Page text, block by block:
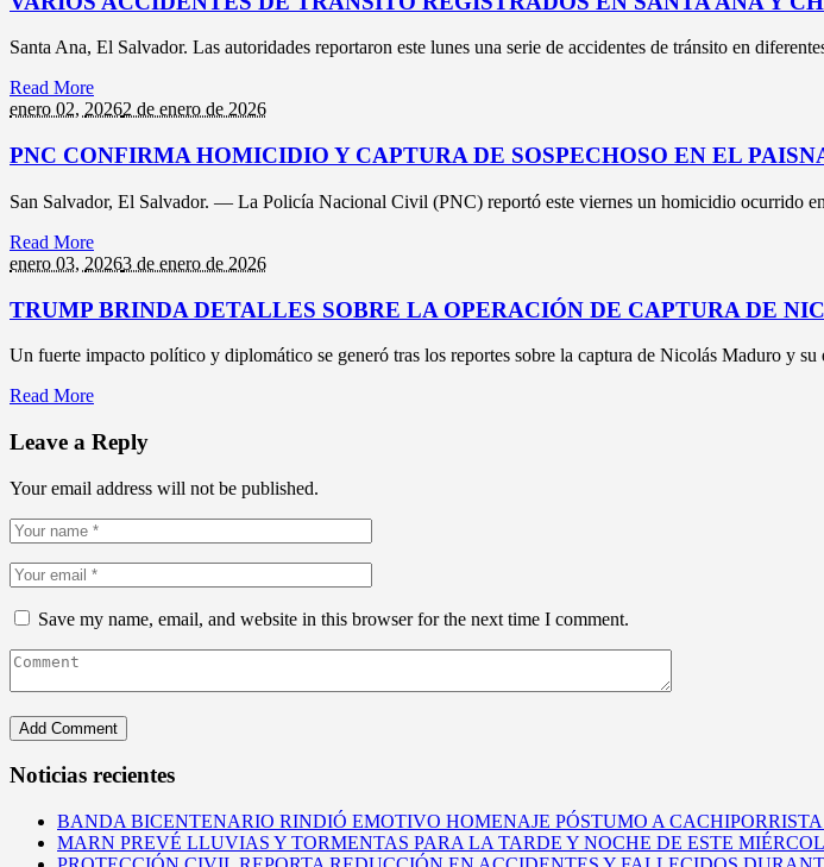
Santa Ana, El Salvador. Las autoridades reportaron este lunes una serie de accidentes de tránsito en
Read More
enero 02, 20262 de enero de 2026
PNC CONFIRMA HOMICIDIO Y CAPTURA DE SOSPECHOSO EN EL
San Salvador, El Salvador. — La Policía Nacional Civil (PNC) reportó este viernes un homicidio ocurrido
Read More
enero 03, 20263 de enero de 2026
TRUMP BRINDA DETALLES SOBRE LA OPERACIÓN DE CAPTURA DE
Un fuerte impacto político y diplomático se generó tras los reportes sobre la captura de Nicolás Maduro y su
Read More
Leave a Reply
Your email address will not be published.
Save my name, email, and website in this browser for the next time I comment.
Noticias recientes
BANDA BICENTENARIO RINDIÓ EMOTIVO HOMENAJE PÓSTUMO A
MARN PREVÉ LLUVIAS Y TORMENTAS PARA LA TARDE Y NOCHE DE ESTE